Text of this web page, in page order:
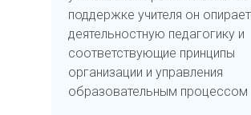
поддержке учителя он
деятельностную педагогику и
соответствующие принципы
организации и управления
образовательным процессом